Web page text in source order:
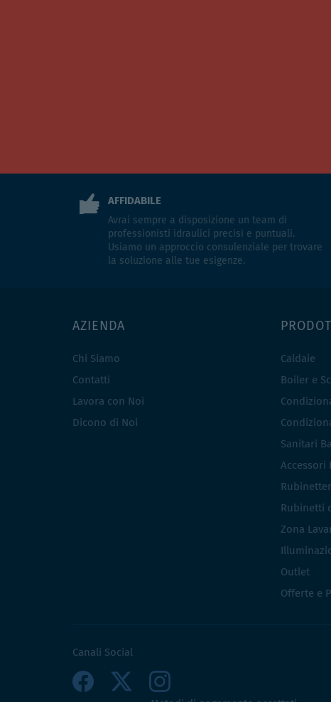
AFFIDABILE
Avrai sempre a disposizione un team di
professionisti idraulici precisi e puntuali.
Usiamo un approccio consulenziale per trovare
la soluzione alle tue esigenze.
AZIENDA
Chi Siamo
Contatti
Lavora con Noi
Dicono di Noi
Caldaie
Boiler e
Sanitari
Accessori
Rubinetti
Zona
Outlet
Offerte e
Canali Social